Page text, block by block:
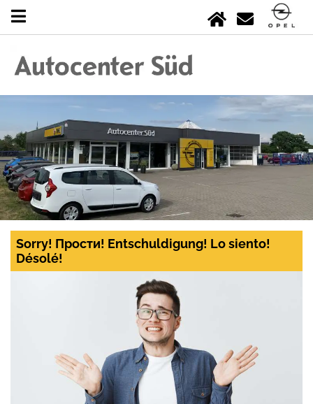
Sorry! Прости! Entschuldigung! Lo siento!
Désolé!